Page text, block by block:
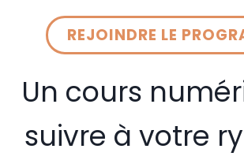
REJOINDRE LE
Un cours
suivre à votre